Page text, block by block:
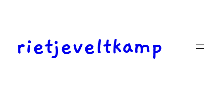
inhoudrietjeveltkamp